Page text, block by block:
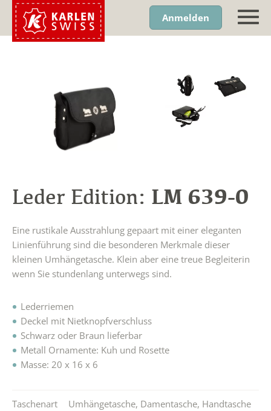
Anmelden
Leder Edition: LM 639-0
Eine rustikale Ausstrahlung gepaart mit einer eleganten
Linienführung sind die besonderen Merkmale dieser
kleinen Umhängetasche. Klein aber eine treue Begleiterin
wenn Sie stundenlang unterwegs sind.
Lederriemen
Deckel mit Nietknopfverschluss
Schwarz oder Braun lieferbar
Metall Ornamente: Kuh und Rosette
Masse: 20 x 16 x 6
Taschenart Umhängetasche, Damentasche, Handtasche